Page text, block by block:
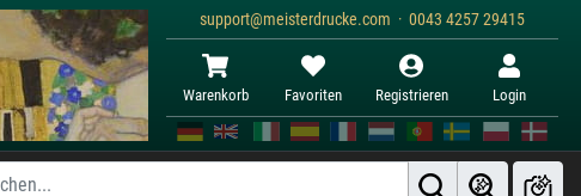
support@meisterdrucke.com · 0043 4257 29415
Warenkorb Favoriten Registrieren Login